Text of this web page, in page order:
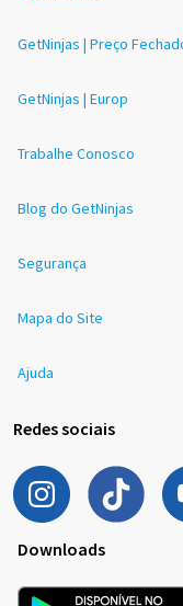
GetNinjas | Preço
GetNinjas | Europ
Trabalhe Conosco
Blog do GetNinjas
Segurança
Mapa do Site
Ajuda
Redes sociais
Downloads